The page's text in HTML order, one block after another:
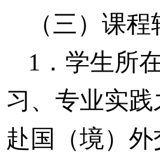
（三）课
1 ．学生所
习、专业实
赴国（境）